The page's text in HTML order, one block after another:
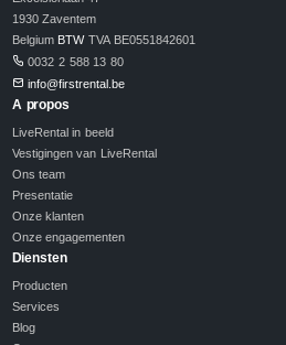
1930 Zaventem
Belgium BTWTVA BE0551842601
0032 2 588 13 80
info@firstrental.be
A propos
LiveRental in beeld
Vestigingen van LiveRental
Ons team
Presentatie
Onze klanten
Onze engagementen
Diensten
Producten
Services
Blog